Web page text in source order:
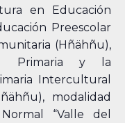
en Educación
Preescolar
(Hñähñu),
Primaria y la
Intercultural
modalidad
“Valle del